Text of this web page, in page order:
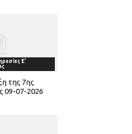
Ε'
της 7ης
09-07-2026